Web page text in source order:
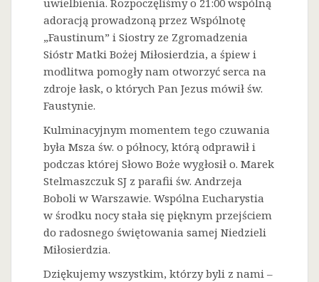
uwielbienia. Rozpoczęliśmy o 21:00 wspólną
adoracją prowadzoną przez Wspólnotę
„Faustinum” i Siostry ze Zgromadzenia
Sióstr Matki Bożej Miłosierdzia, a śpiew i
modlitwa pomogły nam otworzyć serca na
zdroje łask, o których Pan Jezus mówił św.
Faustynie.
Kulminacyjnym momentem tego czuwania
była Msza św. o północy, którą odprawił i
podczas której Słowo Boże wygłosił o. Marek
Stelmaszczuk SJ z parafii św. Andrzeja
Boboli w Warszawie. Wspólna Eucharystia
w środku nocy stała się pięknym przejściem
do radosnego świętowania samej Niedzieli
Miłosierdzia.
Dziękujemy wszystkim, którzy byli z nami –